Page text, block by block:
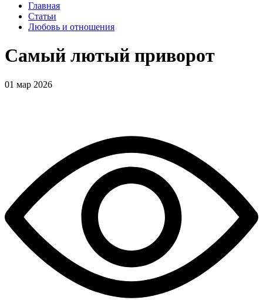
Главная
Статьи
Любовь и отношения
Самый лютый приворот
01 мар 2026